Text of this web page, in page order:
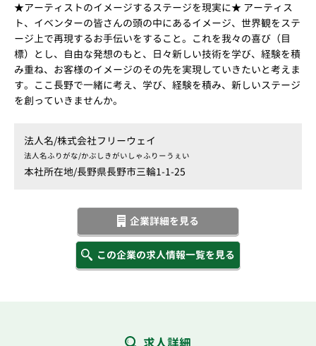
★アーティストのイメージするステージを現実に★ アーティス
ト、イベンターの皆さんの頭の中にあるイメージ、世界観をステ
ージ上で再現するお手伝いをすること。これを我々の喜び（目
標）とし、自由な発想のもと、日々新しい技術を学び、経験を積
み重ね、お客様のイメージのその先を実現していきたいと考えま
す。ここ長野で一緒に考え、学び、経験を積み、新しいステージ
を創っていきませんか。
法人名/株式会社フリーウェイ
法人名ふりがな/かぶしきがいしゃふりーうぇい
本社所在地/長野県長野市三輪1-1-25
企業詳細を見る
この企業の求人情報一覧を見る